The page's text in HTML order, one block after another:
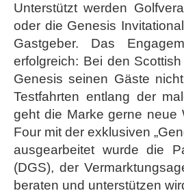
Unterstützt werden
oder die Genesis
Gastgeber. Das
erfolgreich: Bei den
Genesis seinen Gäste
Testfahrten entlang der
geht die Marke gerne neue
Four mit der exklusiven
ausgearbeitet wurde die
(DGS), der
beraten und unterstützen